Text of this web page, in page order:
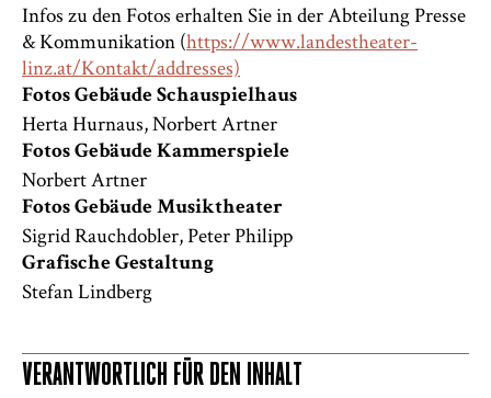
Infos zu den Fotos erhalten Sie in der Abteilung Presse
& Kommunikation (https://www.landestheater-
linz.at/Kontakt/addresses)
Fotos Gebäude Schauspielhaus
Herta Hurnaus, Norbert Artner
Fotos Gebäude Kammerspiele
Norbert Artner
Fotos Gebäude Musiktheater
Sigrid Rauchdobler, Peter Philipp
Grafische Gestaltung
Stefan Lindberg
VERANTWORTLICH FÜR DEN INHALT